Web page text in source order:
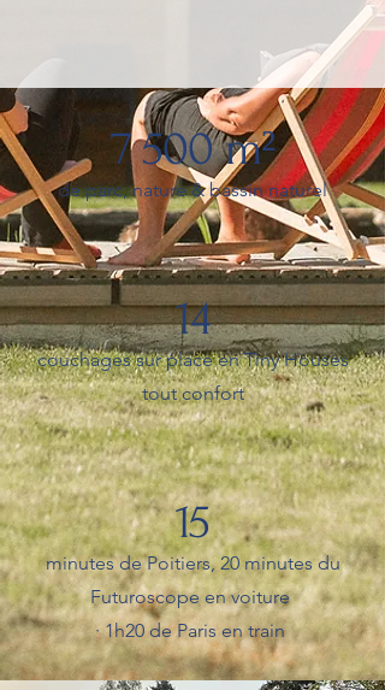
7 500 m²
de parc, nature & bassin naturel
14
couchages sur place en Tiny Houses
tout confort
15
minutes de Poitiers, 20 minutes du
Futuroscope en voiture
· 1h20 de Paris en train